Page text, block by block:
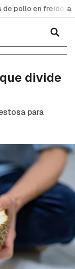
de pollo en freidora
divide
para